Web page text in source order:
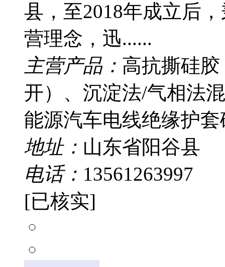
县，至2018年成立后
营理念，迅......
主营产品： 高抗撕硅
开）、沉淀法/气相法
能源汽车电线绝缘护
地址： 山东省阳谷县
电话： 13561263997
[已核实]